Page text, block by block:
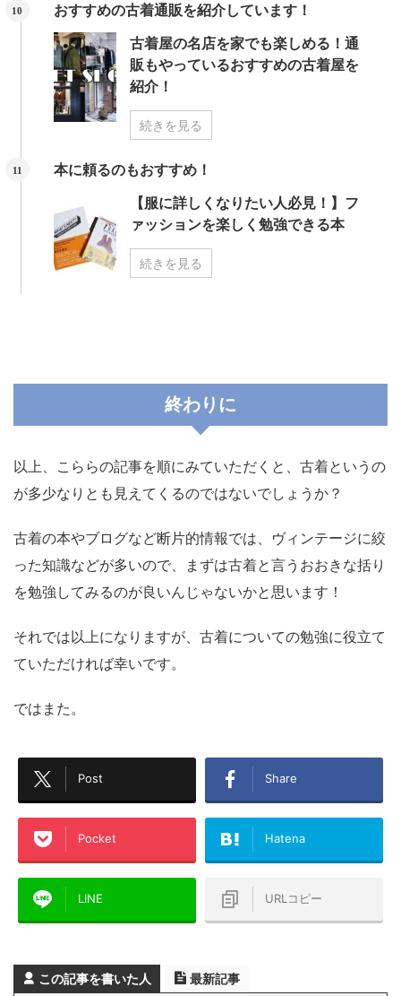
おすすめの古着通販を紹介しています！
古着屋の名店を家でも楽しめる！通
販もやっているおすすめの古着屋を
紹介！
続きを見る
本に頼るのもおすすめ！
【服に詳しくなりたい人必見！】フ
ァッションを楽しく勉強できる本
続きを見る
終わりに
以上、こららの記事を順にみていただくと、古着というの
が多少なりとも見えてくるのではないでしょうか？
古着の本やブログなど断片的情報では、ヴィンテージに絞
った知識などが多いので、まずは古着と言うおおきな括り
を勉強してみるのが良いんじゃないかと思います！
それでは以上になりますが、古着についての勉強に役立て
ていただければ幸いです。
ではまた。
Post Share
Pocket Hatena
LINE URLコピー
この記事を書いた人 最新記事